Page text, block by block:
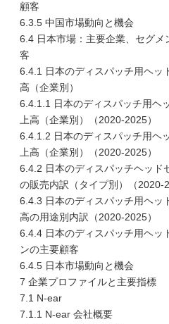
顧客
6.3.5 中国市場動向と機会
6.4 日本市場：主要企業、セグ
客
6.4.1 日本のディスパッチ用ヘッ
高（企業別）
6.4.1.1 日本のディスパッチ用ヘ
上高（企業別）（2020-2025）
6.4.1.2 日本のディスパッチ用ヘ
上高（企業別）（2020-2025）
6.4.2 日本のディスパッチヘッド
の販売内訳（タイプ別）（2020-
6.4.3 日本のディスパッチ用ヘッ
高の用途別内訳（2020-2025）
6.4.4 日本のディスパッチ用ヘッ
ンの主要顧客
6.4.5 日本市場動向と機会
7 企業プロファイルと主要指標
7.1 N-ear
7.1.1 N-ear 会社概要